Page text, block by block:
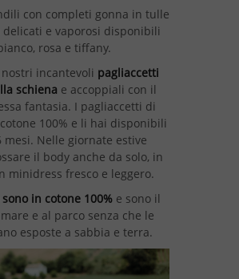
con completi gonna in tulle
e vaporosi disponibili
rosa e tiffany.
incantevoli pagliaccetti
schiena e accoppiali con il
fantasia. I pagliaccetti di
100% e li hai disponibili
Nelle giornate estive
il body anche da solo, in
minidress fresco e leggero.
in cotone 100% e sono il
e al parco senza che le
esposte a sabbia e terra.